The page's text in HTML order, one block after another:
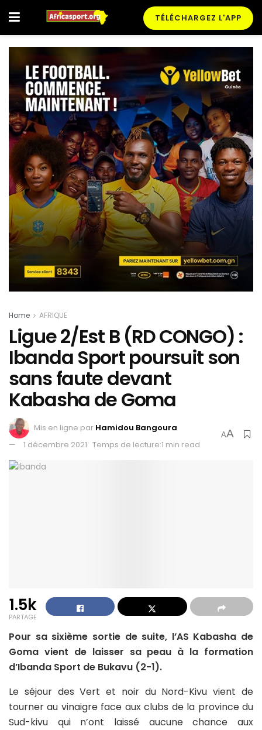
TÉLÉCHARGEZ L'APP
Home AFRIQUE
Ligue 2/Est B (RD CONGO) :
Ibanda Sport poursuit son
sans faute devant
Kabasha de Goma
Mis en ligne par Hamidou Bangoura
1 décembre 2021 Temps de lecture:1 min read
AA
1.5k
PARTAGE
Pour sa sixième sortie de suite, l’AS Kabasha de
Goma vient de laisser sa peau à la formation
d’Ibanda Sport de Bukavu (2-1).
Le séjour des Vert et noir du Nord-Kivu vient de
tourner au vinaigre face aux clubs de la province du
Sud-kivu qui n’ont laissé aucune chance aux